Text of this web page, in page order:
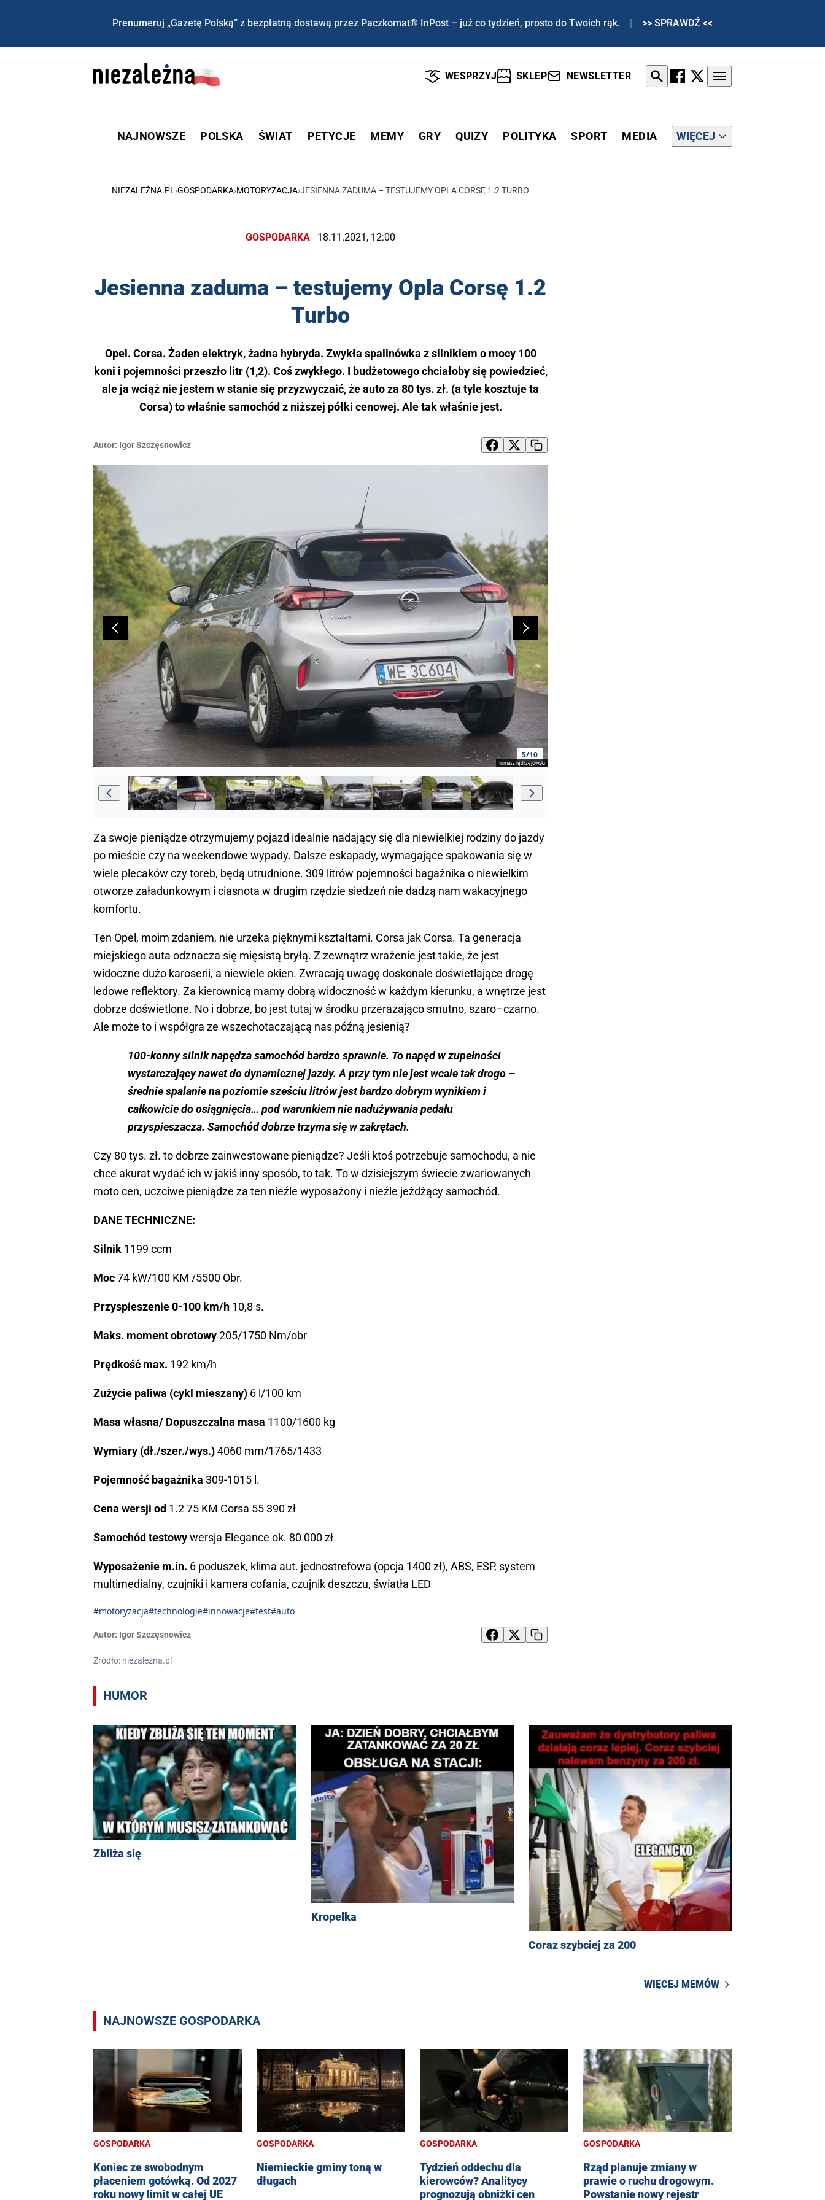
Prenumeruj „Gazetę Polską” z bezpłatną dostawą przez Paczkomat® InPost – już co tydzień, prosto do Twoich rąk. | >> SPRAWDŹ <<
WESPRZYJ SKLEP NEWSLETTER
NAJNOWSZE POLSKA ŚWIAT PETYCJE MEMY GRY QUIZY POLITYKA SPORT MEDIA WIĘCEJ
NIEZALEŻNA.PL ›GOSPODARKA›MOTORYZACJA›JESIENNA ZADUMA – TESTUJEMY OPLA CORSĘ 1.2 TURBO
GOSPODARKA 18.11.2021, 12:00
Jesienna zaduma – testujemy Opla Corsę 1.2
Turbo
Opel. Corsa. Żaden elektryk, żadna hybryda. Zwykła spalinówka z silnikiem o mocy 100
koni i pojemności przeszło litr (1,2). Coś zwykłego. I budżetowego chciałoby się powiedzieć,
ale ja wciąż nie jestem w stanie się przyzwyczaić, że auto za 80 tys. zł. (a tyle kosztuje ta
Corsa) to właśnie samochód z niższej półki cenowej. Ale tak właśnie jest.
Autor: Igor Szczęsnowicz
5/10
Tomasz Jędrzejowski
Za swoje pieniądze otrzymujemy pojazd idealnie nadający się dla niewielkiej rodziny do jazdy
po mieście czy na weekendowe wypady. Dalsze eskapady, wymagające spakowania się w
wiele plecaków czy toreb, będą utrudnione. 309 litrów pojemności bagażnika o niewielkim
otworze załadunkowym i ciasnota w drugim rzędzie siedzeń nie dadzą nam wakacyjnego
komfortu.
Ten Opel, moim zdaniem, nie urzeka pięknymi kształtami. Corsa jak Corsa. Ta generacja
miejskiego auta odznacza się mięsistą bryłą. Z zewnątrz wrażenie jest takie, że jest
widoczne dużo karoserii, a niewiele okien. Zwracają uwagę doskonale doświetlające drogę
ledowe reflektory. Za kierownicą mamy dobrą widoczność w każdym kierunku, a wnętrze jest
dobrze doświetlone. No i dobrze, bo jest tutaj w środku przerażająco smutno, szaro–czarno.
Ale może to i współgra ze wszechotaczającą nas późną jesienią?
100-konny silnik napędza samochód bardzo sprawnie. To napęd w zupełności
wystarczający nawet do dynamicznej jazdy. A przy tym nie jest wcale tak drogo –
średnie spalanie na poziomie sześciu litrów jest bardzo dobrym wynikiem i
całkowicie do osiągnięcia… pod warunkiem nie nadużywania pedału
przyspieszacza. Samochód dobrze trzyma się w zakrętach.
Czy 80 tys. zł. to dobrze zainwestowane pieniądze? Jeśli ktoś potrzebuje samochodu, a nie
chce akurat wydać ich w jakiś inny sposób, to tak. To w dzisiejszym świecie zwariowanych
moto cen, uczciwe pieniądze za ten nieźle wyposażony i nieźle jeżdżący samochód.
DANE TECHNICZNE:
Silnik 1199 ccm
Moc74 kW/100 KM /5500 Obr.
Przyspieszenie 0-100 km/h 10,8 s.
Maks. moment obrotowy205/1750 Nm/obr
Prędkość max. 192 km/h
Zużycie paliwa (cykl mieszany) 6 l/100 km
Masa własna/ Dopuszczalna masa 1100/1600 kg
Wymiary (dł./szer./wys.)4060 mm/1765/1433
Pojemność bagażnika 309-1015 l.
Cena wersji od 1.2 75 KM Corsa 55 390 zł
Samochód testowywersja Elegance ok. 80 000 zł
Wyposażenie m.in. 6 poduszek, klima aut. jednostrefowa (opcja 1400 zł), ABS, ESP, system
multimedialny, czujniki i kamera cofania, czujnik deszczu, światła LED
#motoryzacja#technologie#innowacje#test#auto
Autor: Igor Szczęsnowicz
Źródło: niezalezna.pl
HUMOR
Zbliża się
Kropelka
Coraz szybciej za 200
WIĘCEJ MEMÓW
NAJNOWSZE GOSPODARKA
GOSPODARKA
Koniec ze swobodnym
płaceniem gotówką. Od 2027
roku nowy limit w całej UE
GOSPODARKA
Niemieckie gminy toną w
długach
GOSPODARKA
Tydzień oddechu dla
kierowców? Analitycy
prognozują obniżki cen
GOSPODARKA
Rząd planuje zmiany w
prawie o ruchu drogowym.
Powstanie nowy rejestr